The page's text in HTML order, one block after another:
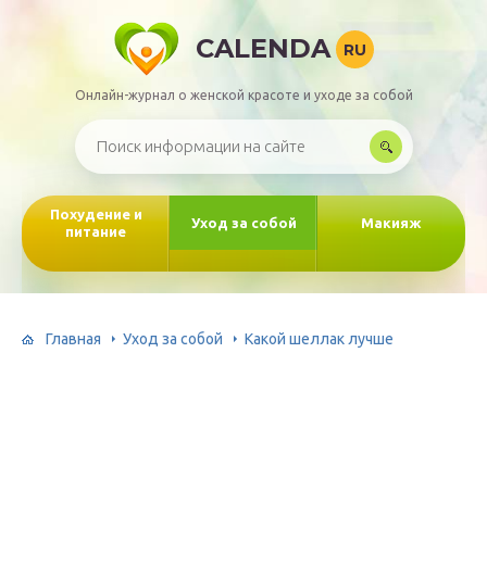
CALENDA RU
Онлайн-журнал о женской красоте и уходе за собой
Похудение и
питание
Уход за собой Макияж
Главная Уход за собой Какой шеллак лучше